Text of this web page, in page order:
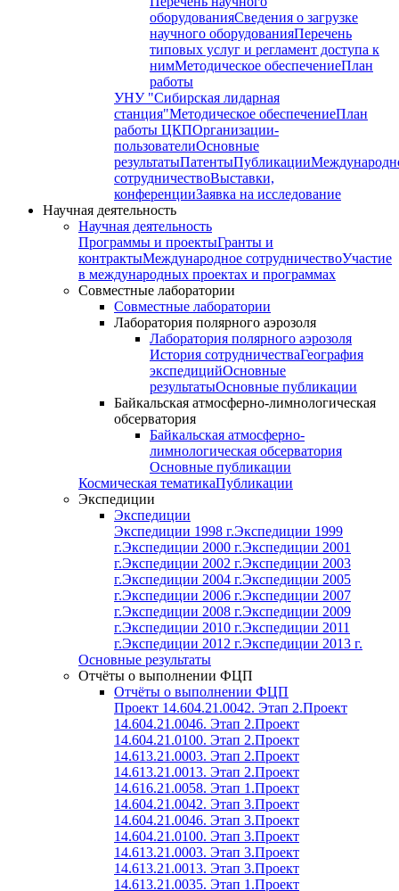
оборудованияСведения о загрузке
научного оборудованияПеречень
типовых услуг и регламент доступа к
нимМетодическое обеспечениеПлан
работы
УНУ "Сибирская лидарная
станция"Методическое обеспечениеПлан
работы ЦКПОрганизации-
пользователиОсновные
результатыПатентыПубликации
сотрудничествоВыставки,
конференцииЗаявка на исследование
Научная деятельность
Научная деятельность
Программы и проектыГранты и
контрактыМеждународное сотрудничествоУчастие
в международных проектах и программах
Совместные лаборатории
Совместные лаборатории
Лаборатория полярного аэрозоля
Лаборатория полярного аэрозоля
История сотрудничестваГеография
экспедицийОсновные
результатыОсновные публикации
Байкальская атмосферно-лимнологическая
обсерватория
Байкальская атмосферно-
лимнологическая обсерватория
Основные публикации
Космическая тематикаПубликации
Экспедиции
Экспедиции
Экспедиции 1998 г.Экспедиции 1999
г.Экспедиции 2000 г.Экспедиции 2001
г.Экспедиции 2002 г.Экспедиции 2003
г.Экспедиции 2004 г.Экспедиции 2005
г.Экспедиции 2006 г.Экспедиции 2007
г.Экспедиции 2008 г.Экспедиции 2009
г.Экспедиции 2010 г.Экспедиции 2011
г.Экспедиции 2012 г.Экспедиции 2013 г.
Основные результаты
Отчёты о выполнении ФЦП
Отчёты о выполнении ФЦП
Проект 14.604.21.0042. Этап 2.Проект
14.604.21.0046. Этап 2.Проект
14.604.21.0100. Этап 2.Проект
14.613.21.0003. Этап 2.Проект
14.613.21.0013. Этап 2.Проект
14.616.21.0058. Этап 1.Проект
14.604.21.0042. Этап 3.Проект
14.604.21.0046. Этап 3.Проект
14.604.21.0100. Этап 3.Проект
14.613.21.0003. Этап 3.Проект
14.613.21.0013. Этап 3.Проект
14.613.21.0035. Этап 1.Проект